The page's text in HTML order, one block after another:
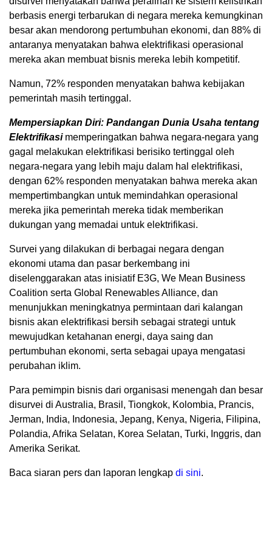
berbasis energi terbarukan di negara mereka kemungkinan
besar akan mendorong pertumbuhan ekonomi, dan 88% di
antaranya menyatakan bahwa elektrifikasi operasional
mereka akan membuat bisnis mereka lebih kompetitif.
Namun, 72% responden menyatakan bahwa kebijakan
pemerintah masih tertinggal.
Mempersiapkan Diri: Pandangan Dunia Usaha tentang
Elektrifikasimemperingatkan bahwa negara-negara yang
gagal melakukan elektrifikasi berisiko tertinggal oleh
negara-negara yang lebih maju dalam hal elektrifikasi,
dengan 62% responden menyatakan bahwa mereka akan
mempertimbangkan untuk memindahkan operasional
mereka jika pemerintah mereka tidak memberikan
dukungan yang memadai untuk elektrifikasi.
Survei yang dilakukan di berbagai negara dengan
ekonomi utama dan pasar berkembang ini
diselenggarakan atas inisiatif E3G, We Mean Business
Coalition serta Global Renewables Alliance, dan
menunjukkan meningkatnya permintaan dari kalangan
bisnis akan elektrifikasi bersih sebagai strategi untuk
mewujudkan ketahanan energi, daya saing dan
pertumbuhan ekonomi, serta sebagai upaya mengatasi
perubahan iklim.
Para pemimpin bisnis dari organisasi menengah dan besar
disurvei di Australia, Brasil, Tiongkok, Kolombia, Prancis,
Jerman, India, Indonesia, Jepang, Kenya, Nigeria, Filipina,
Polandia, Afrika Selatan, Korea Selatan, Turki, Inggris, dan
Amerika Serikat.
Baca siaran pers dan laporan lengkap di sini.